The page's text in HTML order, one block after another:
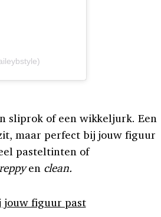
sliprok of een wikkeljurk. Een
maar perfect bij jouw figuur
pasteltinten of
en clean.
jouw figuur past